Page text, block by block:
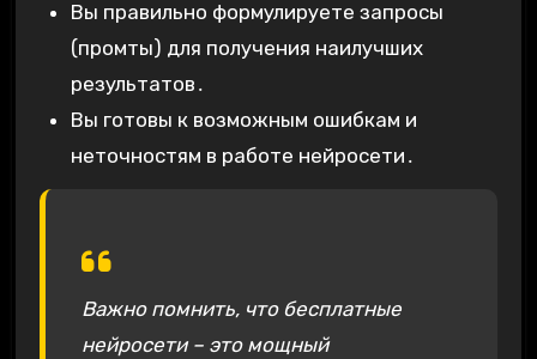
Вы правильно формулируете запросы
(промты) для получения наилучших
результатов․
Вы готовы к возможным ошибкам и
неточностям в работе нейросети․
Важно помнить, что бесплатные
нейросети – это мощный